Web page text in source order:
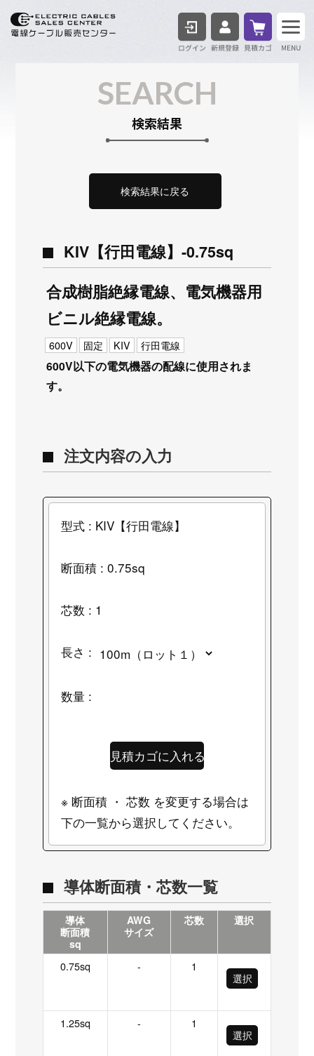
ログイン 見積
SEARCH
検索結果
検索結果に戻る
KIV【行田電線】-0.75sq
合成樹脂絶縁電線、電気機器用
ビニル絶縁電線。
600V 固定 KIV 行田電線
600V以下の電気機器の配線に使用されま
す。
注文内容の入力
型式 : KIV【行田電線】
断面積 : 0.75sq
芯数 : 1
長さ :
数量 :
※ 断面積 ・ 芯数 を変更する場合は
下の一覧から選択してください。
導体断面積・芯数一覧
導体
断面積
sq
AWG
サイズ
芯数 選択
0.75sq -
1
選択
1.25sq -
1
選択